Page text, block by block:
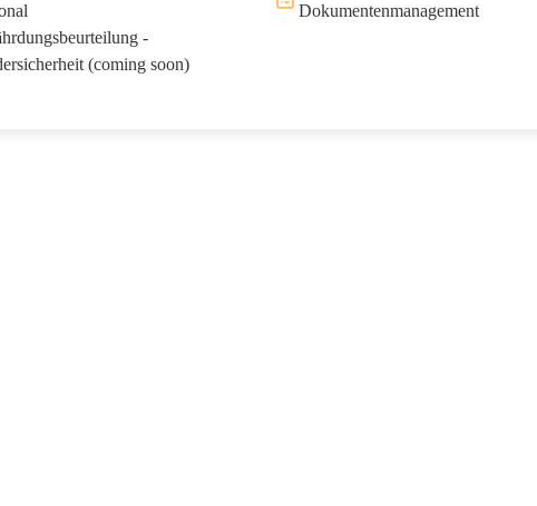
-
(coming soon)
Dokumentenmanagement